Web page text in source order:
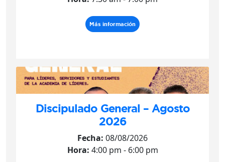
Más información
Discipulado General – Agosto
2026
Fecha: 08/08/2026
Hora: 4:00 pm - 6:00 pm